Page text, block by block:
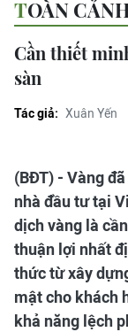
TOÀN
Cần thiết
sàn
Tác giả: Xuân Yến
(BĐT) - Vàng
nhà đầu tư tại
dịch vàng là
thuận lợi nhất
thức từ xây
mật cho khách
khả năng lệch